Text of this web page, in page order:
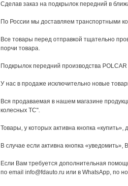
Сделав заказ на подкрылок передний в
По России мы доставляем транспортными
Все товары перед отправкой тщательно
порчи товара.
Подкрылок передний производства
У нас в продаже исключительно новые
Вся продаваемая в нашем магазине
колесных ТС".
Товары, у которых активна кнопка «купить»,
В случае если активна кнопка
Если Вам требуется дополнительная
по email info@fdauto.ru или в WhatsApp, по